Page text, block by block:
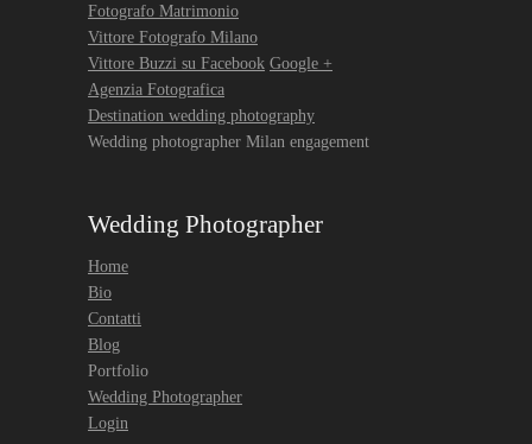
Fotografo Matrimonio
Vittore Fotografo Milano
Vittore Buzzi su Facebook Google +
Agenzia Fotografica
Destination wedding photography
Wedding photographer Milan engagement
Wedding Photographer
Home
Bio
Contatti
Blog
Portfolio
Wedding Photographer
Login